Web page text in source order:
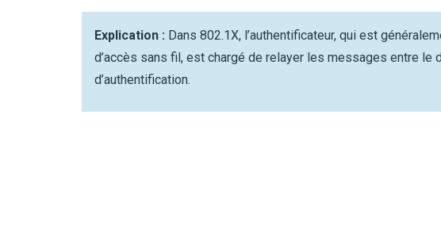
Explication : Dans 802.1X, l’authentificateur, qui est
d’accès sans fil, est chargé de relayer les messages entre le
d’authentification.